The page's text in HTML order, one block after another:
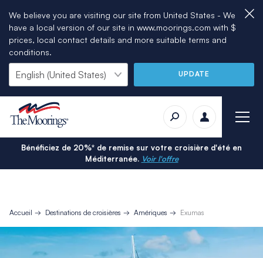
We believe you are visiting our site from United States - We
have a local version of our site in www.moorings.com with $
prices, local contact details and more suitable terms and
conditions.
UPDATE
Bénéficiez de 20%* de remise sur votre croisière d'été en
Méditerranée. Voir l'offre
Accueil Destinations de croisières Amériques Exumas